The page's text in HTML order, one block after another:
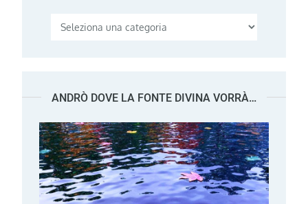
Categorie
ANDRÒ DOVE LA FONTE DIVINA VORRÀ…